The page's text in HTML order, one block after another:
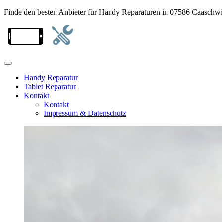
Finde den besten Anbieter für Handy Reparaturen in 07586
Handy Reparatur
Tablet Reparatur
Kontakt
Kontakt
Impressum & Datenschutz